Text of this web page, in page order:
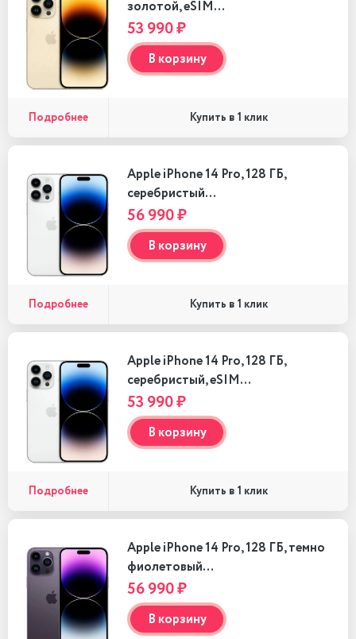
золотой, eSIM…
53 990 ₽
В корзину
Подробнее Купить в 1 клик
Apple iPhone 14 Pro, 128 ГБ,
серебристый…
56 990 ₽
В корзину
Подробнее Купить в 1 клик
Apple iPhone 14 Pro, 128 ГБ,
серебристый, eSIM…
53 990 ₽
В корзину
Подробнее Купить в 1 клик
Apple iPhone 14 Pro, 128 ГБ, темно
фиолетовый…
56 990 ₽
В корзину